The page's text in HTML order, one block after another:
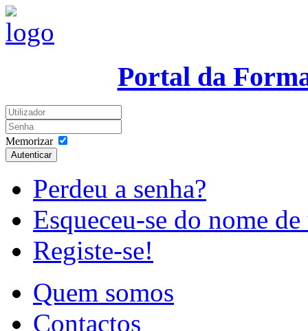
Portal da
Memorizar
Autenticar
Perdeu a senha?
Esqueceu-se do nome
Registe-se!
Quem somos
Contactos